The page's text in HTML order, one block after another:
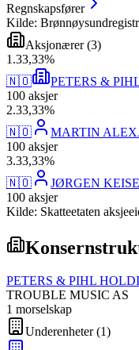
Regnskapsfører
Kilde:
Aksjonærer(3)
1 .33,33%
🇳🇴
PETERS &
100 aksjer
2.33,33%
🇳🇴
MARTIN
100 aksjer
3.33,33%
🇳🇴
JØRGEN
100 aksjer
Kilde: Skatteetaten
PETERS & PIHL
TROUBLE MUSIC AS
1 morselskap
Underenheter(1)